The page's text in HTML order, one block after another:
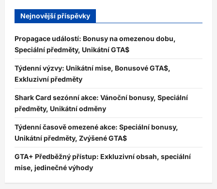
Nejnovější příspěvky
Propagace událostí: Bonusy na omezenou dobu,
Speciální předměty, Unikátní GTA$
Týdenní výzvy: Unikátní mise, Bonusové GTA$,
Exkluzivní předměty
Shark Card sezónní akce: Vánoční bonusy, Speciální
předměty, Unikátní odměny
Týdenní časově omezené akce: Speciální bonusy,
Unikátní předměty, Zvýšené GTA$
GTA+ Předběžný přístup: Exkluzivní obsah, speciální
mise, jedinečné výhody